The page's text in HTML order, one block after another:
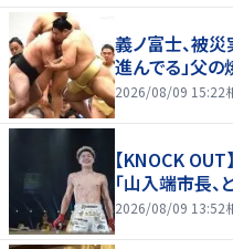
義ノ富士、被
進んでる」父
2026/08/09 15:22
【KNOCK
「山入端市長、
2026/08/09 13:52